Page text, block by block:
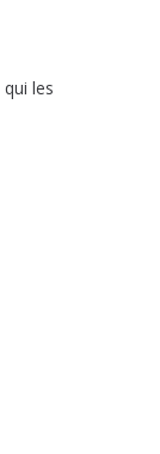
qui les